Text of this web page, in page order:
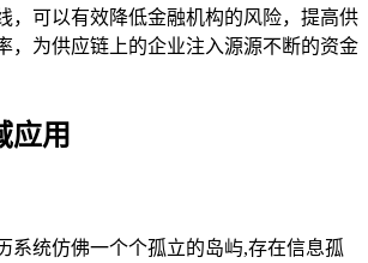
，可以有效降低金融机构的风险，提高供
，为供应链上的企业注入源源不断的资金
应用
系统仿佛一个个孤立的岛屿,存在信息孤